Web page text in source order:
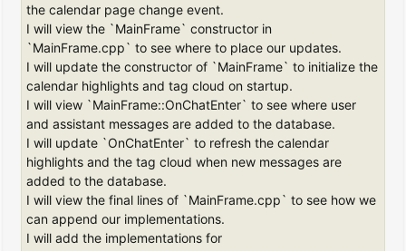
the calendar page change event.
I will view the `MainFrame` constructor in
`MainFrame.cpp` to see where to place our updates.
I will update the constructor of `MainFrame` to initialize the
calendar highlights and tag cloud on startup.
I will view `MainFrame::OnChatEnter` to see where user
and assistant messages are added to the database.
I will update `OnChatEnter` to refresh the calendar
highlights and the tag cloud when new messages are
added to the database.
I will view the final lines of `MainFrame.cpp` to see how we
can append our implementations.
I will add the implementations for